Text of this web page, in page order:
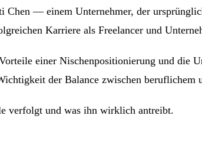
Chen — einem Unternehmer, der
Karriere als Freelancer und
einer Nischenpositionierung und die
der Balance zwischen beruflichem
verfolgt und was ihn wirklich antreibt.